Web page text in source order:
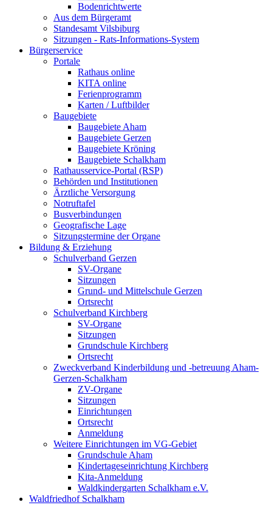
Bodenrichtwerte
Aus dem Bürgeramt
Standesamt Vilsbiburg
Sitzungen - Rats-Informations-System
Bürgerservice
Portale
Rathaus online
KITA online
Ferienprogramm
Karten / Luftbilder
Baugebiete
Baugebiete Aham
Baugebiete Gerzen
Baugebiete Kröning
Baugebiete Schalkham
Rathausservice-Portal (RSP)
Behörden und Institutionen
Ärztliche Versorgung
Notruftafel
Busverbindungen
Geografische Lage
Sitzungstermine der Organe
Bildung & Erziehung
Schulverband Gerzen
SV-Organe
Sitzungen
Grund- und Mittelschule Gerzen
Ortsrecht
Schulverband Kirchberg
SV-Organe
Sitzungen
Grundschule Kirchberg
Ortsrecht
Zweckverband Kinderbildung und -betreuung Aham-
Gerzen-Schalkham
ZV-Organe
Sitzungen
Einrichtungen
Ortsrecht
Anmeldung
Weitere Einrichtungen im VG-Gebiet
Grundschule Aham
Kindertageseinrichtung Kirchberg
Kita-Anmeldung
Waldkindergarten Schalkham e.V.
Waldfriedhof Schalkham